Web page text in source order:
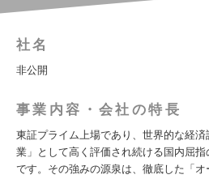
社名
非公開
事業内容・会社の特長
東証プライム上場であり、世界的な経
業」として高く評価され続ける国内屈
です。その強みの源泉は、徹底した「